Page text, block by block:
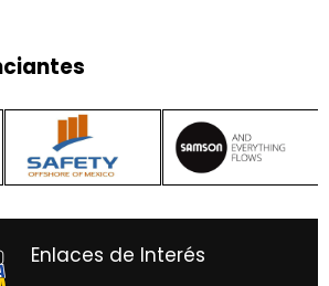
Enlaces de Interés